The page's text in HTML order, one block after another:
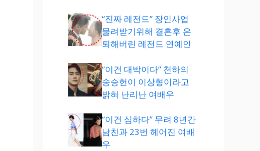
“진짜 레전드” 장인사업
물려받기위해 결혼후 은
퇴해버린 레전드 연예인
“이건 대박이다” 천하의
송승헌이 이상형이라고
밝혀 난리난 여배우
“이건 심하다” 무려 8년간
남친과 23번 헤어진 여배
우